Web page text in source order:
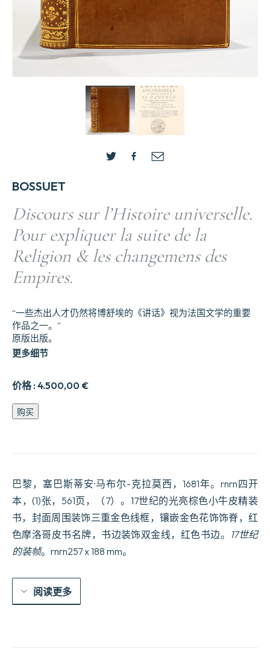
BOSSUET
Discours sur l’Histoire universelle.
Pour expliquer la suite de la
Religion & les changemens des
Empires.
价格 :4.500,00 €
“一些杰出人才仍然将博舒埃的《讲话》视为法国文学的重要
作品之一。”
原版出版。
更多细节
论
普
演
讲。
用
于
解
释
宗
的
续
购买
巴黎，塞巴斯蒂安·马布尔-克拉莫西，1681年。rnrn四开
本，(1)张，561页，（7）。17世纪的光亮棕色小牛皮精装
书，封面周围装饰三重金色线框，镶嵌金色花饰饰脊，红
色摩洛哥皮书名牌，书边装饰双金线，红色书边。
17世纪
的装帧。rnrn257 x 188 mm。
阅读更多